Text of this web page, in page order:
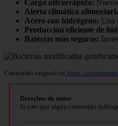
Carga ultrarrápida:
Alerta climática
Acero con hidrógeno: Una
Producción eficiente de
Baterías más seguras:
Contenido original en https://
Derechos de autor
Si cree que algún contenido